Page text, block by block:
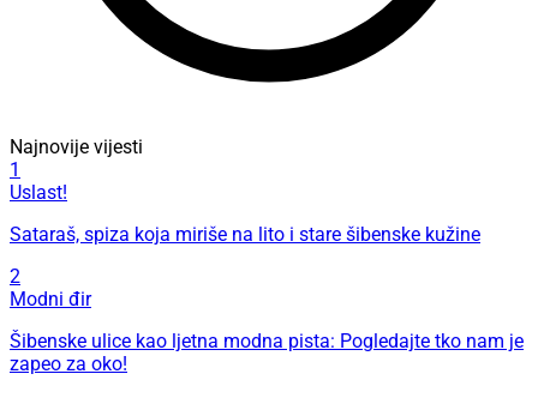
Najnovije vijesti
1
Uslast!
Sataraš, spiza koja miriše na lito i stare šibenske kužine
2
Modni đir
Šibenske ulice kao ljetna modna pista: Pogledajte tko nam je
zapeo za oko!